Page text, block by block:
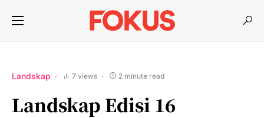
Landskap 7 views 2 minute read
Landskap Edisi 16